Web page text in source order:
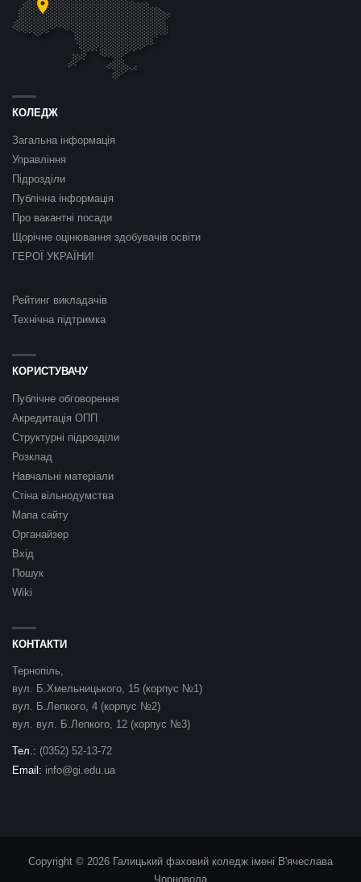
КОЛЕДЖ
Загальна інформація
Управління
Підрозділи
Публічна інформація
Про вакантні посади
Щорічне оцінювання здобувачів освіти
ГЕРОЇ УКРАЇНИ!
Рейтинг викладачів
Технічна підтримка
КОРИСТУВАЧУ
Публічне обговорення
Акредитація ОПП
Структурні підрозділи
Розклад
Навчальні матеріали
Стіна вільнодумства
Мапа сайту
Органайзер
Вхід
Пошук
Wiki
КОНТАКТИ
Тернопіль,
вул. Б.Хмельницького, 15 (корпус №1)
вул. Б.Лепкого, 4 (корпус №2)
вул. вул. Б.Лепкого, 12 (корпус №3)
Тел.: (0352) 52-13-72
Email: info@gi.edu.ua
Copyright © 2026 Галицький фаховий коледж імені В'ячеслава
Чорновола